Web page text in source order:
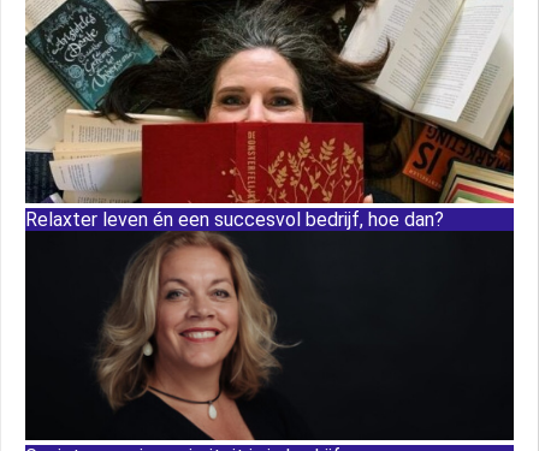
Relaxter leven én een succesvol bedrijf, hoe dan?